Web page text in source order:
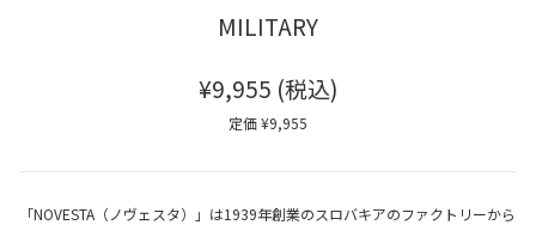
MILITARY
¥9,955 (税込)
定価 ¥9,955
「NOVESTA（ノヴェスタ）」は1939年創業のスロバキアのファクトリーから